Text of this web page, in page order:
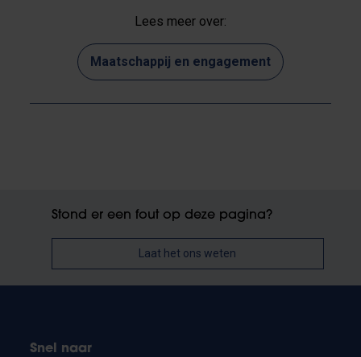
Lees meer over:
Maatschappij en engagement
Stond er een fout op deze pagina?
Laat het ons weten
Snel naar